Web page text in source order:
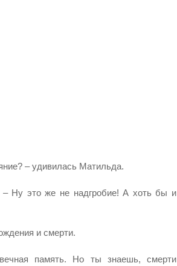
– удивилась Матильда.
– Ну это же не надгробие! А хоть бы и
и смерти.
память. Но ты знаешь, смерти